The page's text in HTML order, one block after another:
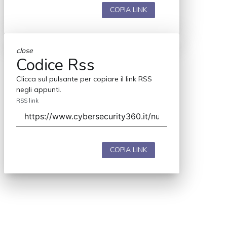
COPIA LINK
close
Codice Rss
Clicca sul pulsante per copiare il link RSS
negli appunti.
RSS link
COPIA LINK